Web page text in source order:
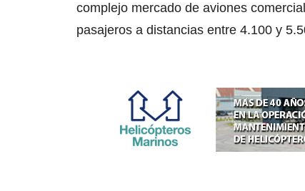
complejo mercado de aviones
pasajeros a distancias entre 4.100 y